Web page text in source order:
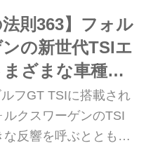
年10月号より）
法則363】フォル
の新世代TSIエ
ざまな車種に
ユニットだっ
フGT TSIに搭載され
ルクスワーゲンのTSI
反響を呼ぶととも